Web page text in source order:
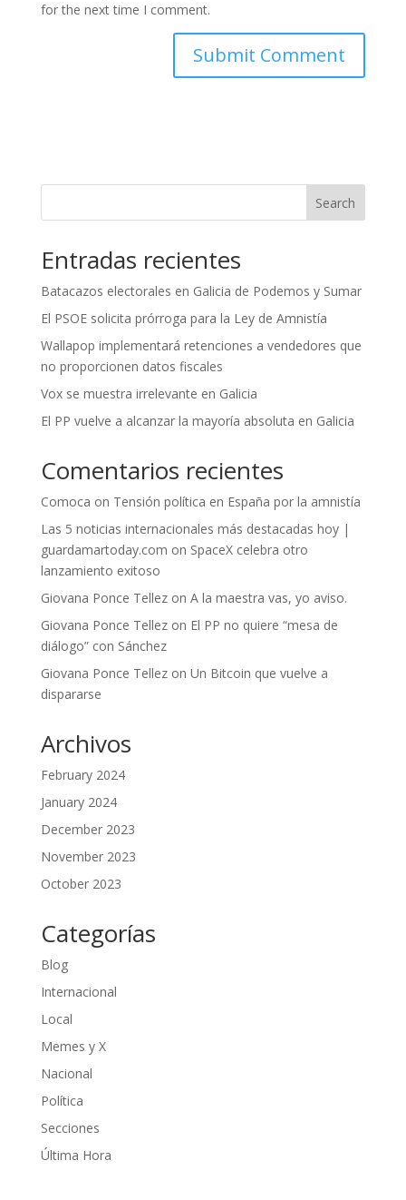
for the next time I comment.
Search
Entradas recientes
Batacazos electorales en Galicia de Podemos y Sumar
El PSOE solicita prórroga para la Ley de Amnistía
Wallapop implementará retenciones a vendedores que
no proporcionen datos fiscales
Vox se muestra irrelevante en Galicia
El PP vuelve a alcanzar la mayoría absoluta en Galicia
Comentarios recientes
Comoca on Tensión política en España por la amnistía
Las 5 noticias internacionales más destacadas hoy |
guardamartoday.com on SpaceX celebra otro
lanzamiento exitoso
Giovana Ponce Tellezon A la maestra vas, yo aviso.
Giovana Ponce Tellezon El PP no quiere “mesa de
diálogo” con Sánchez
Giovana Ponce Tellezon Un Bitcoin que vuelve a
dispararse
Archivos
February 2024
January 2024
December 2023
November 2023
October 2023
Categorías
Blog
Internacional
Local
Memes y X
Nacional
Política
Secciones
Última Hora